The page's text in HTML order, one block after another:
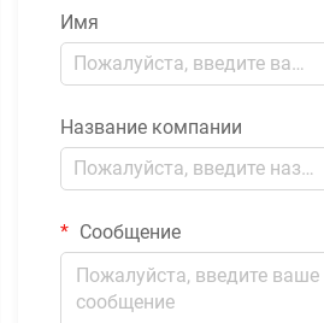
Имя
Название компании
Сообщение